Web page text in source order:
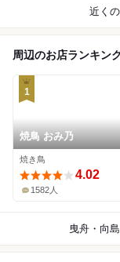
近く
周辺のお店ランキン
1
焼鳥 おみ乃
焼き鳥
4.02
1582人
曳舟・向